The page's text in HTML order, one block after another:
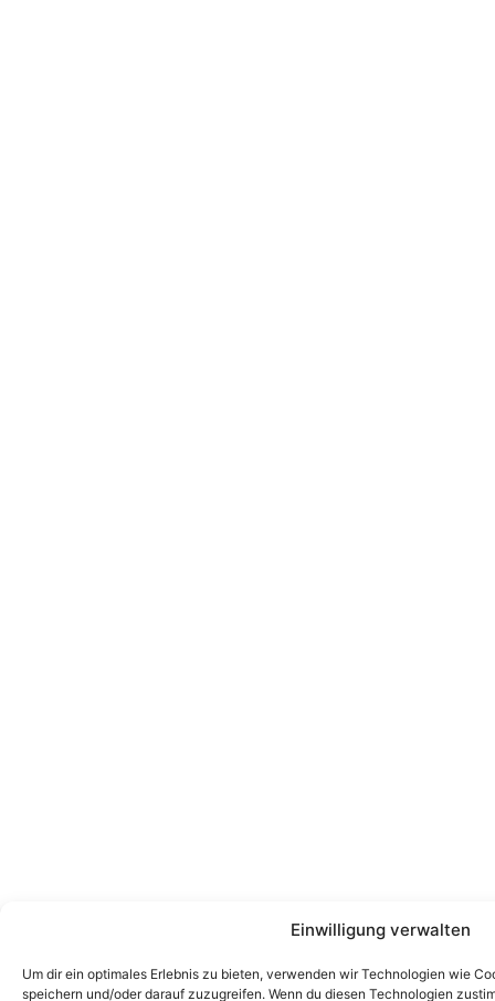
Einwilligung verwalten
Um dir ein optimales Erlebnis zu bieten, verwenden wir Technologien wie
speichern und/oder darauf zuzugreifen. Wenn du diesen Technologien